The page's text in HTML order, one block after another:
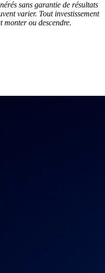
sans garantie de résultats
varier. Tout investissement
monter ou descendre.